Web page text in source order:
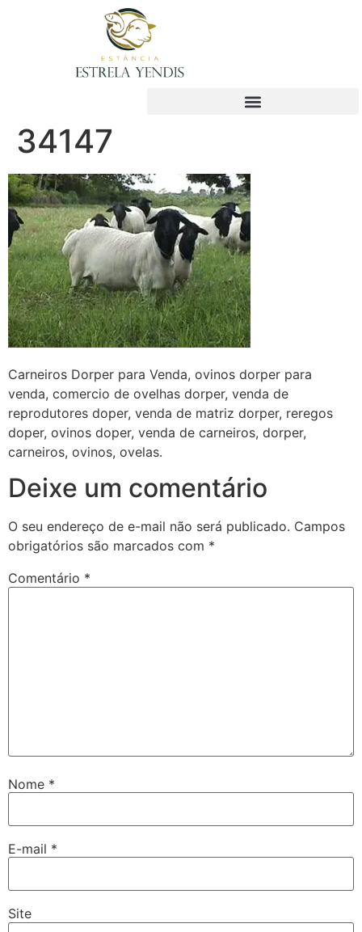
34147
Carneiros Dorper para Venda, ovinos dorper para
venda, comercio de ovelhas dorper, venda de
reprodutores doper, venda de matriz dorper, reregos
doper, ovinos doper, venda de carneiros, dorper,
carneiros, ovinos, ovelas.
Deixe um comentário
O seu endereço de e-mail não será publicado. Campos
obrigatórios são marcados com *
Comentário *
Nome *
E-mail *
Site